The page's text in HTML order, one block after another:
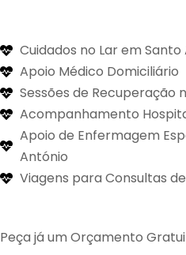
Cuidados no Lar em
Apoio Médico Domiciliário
Sessões de Recuperação
Acompanhamento
Apoio de Enfermagem
António
Viagens para Consultas
Peça já um Orçamento